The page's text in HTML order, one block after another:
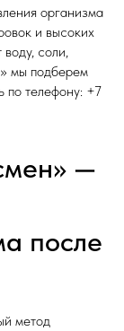
организма
и высоких
воду, соли,
мы подберем
по телефону: +7
—
после
метод